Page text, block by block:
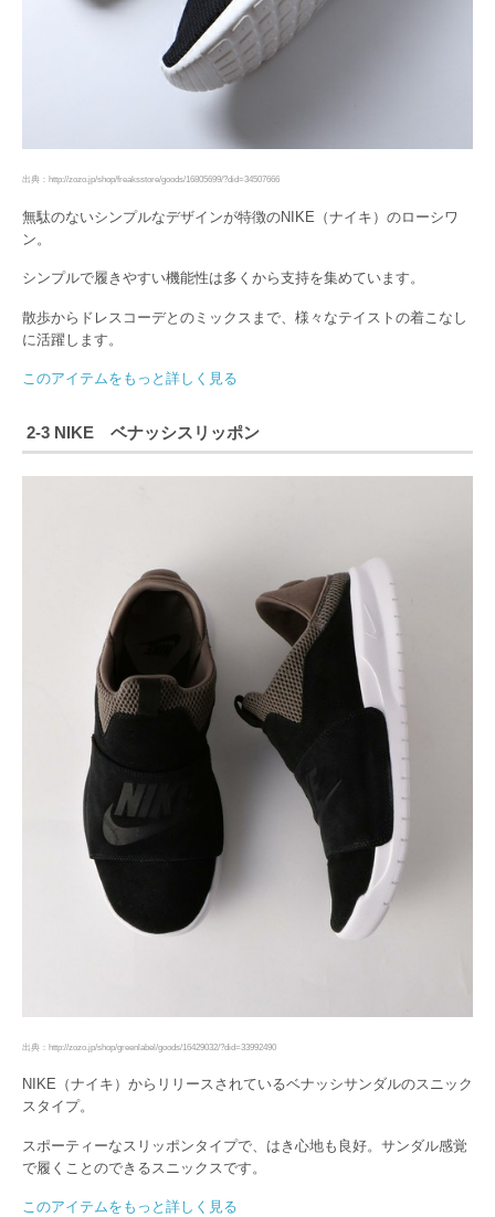
出典：http://zozo.jp/shop/freaksstore/goods/16805699/?did=34507666
無駄のないシンプルなデザインが特徴のNIKE（ナイキ）のローシワ
ン。
シンプルで履きやすい機能性は多くから支持を集めています。
散歩からドレスコーデとのミックスまで、様々なテイストの着こなし
に活躍します。
このアイテムをもっと詳しく見る
2-3 NIKE ベナッシスリッポン
出典：http://zozo.jp/shop/greenlabel/goods/16429032/?did=33992490
NIKE（ナイキ）からリリースされているベナッシサンダルのスニック
スタイプ。
スポーティーなスリッポンタイプで、はき心地も良好。サンダル感覚
で履くことのできるスニックスです。
このアイテムをもっと詳しく見る